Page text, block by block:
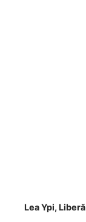
Lea Ypi, Liberă